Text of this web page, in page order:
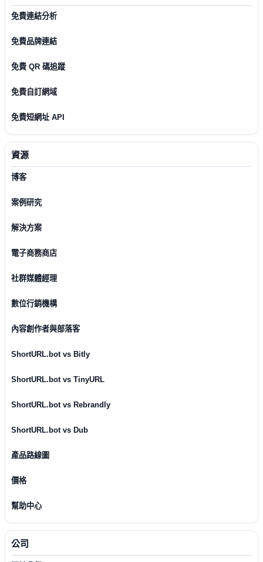
免費連結分析
免費品牌連結
免費 QR 碼追蹤
免費自訂網域
免費短網址 API
資源
博客
案例研究
解決方案
電子商務商店
社群媒體經理
數位行銷機構
內容創作者與部落客
ShortURL.bot vs Bitly
ShortURL.bot vs TinyURL
ShortURL.bot vs Rebrandly
ShortURL.bot vs Dub
產品路線圖
價格
幫助中心
公司